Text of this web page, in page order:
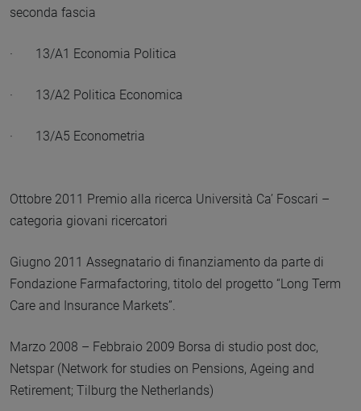
seconda fascia
· 13/A1 Economia Politica
· 13/A2 Politica Economica
· 13/A5 Econometria
Ottobre 2011 Premio alla ricerca Università Ca’ Foscari –
categoria giovani ricercatori
Giugno 2011 Assegnatario di finanziamento da parte di
Fondazione Farmafactoring, titolo del progetto “Long Term
Care and Insurance Markets”.
Marzo 2008 – Febbraio 2009 Borsa di studio post doc,
Netspar (Network for studies on Pensions, Ageing and
Retirement; Tilburg the Netherlands)